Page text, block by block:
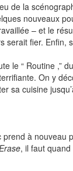
de la
nouveaux
– et le
fier. Enfin,
le “ Routine ,”
On y
sa cuisine
à
, il faut